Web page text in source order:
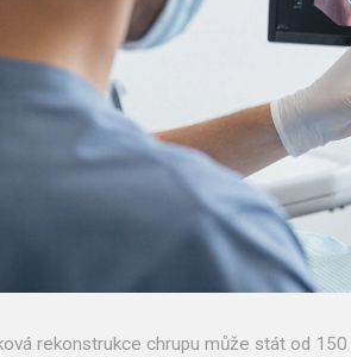
rekonstrukce chrupu může stát od